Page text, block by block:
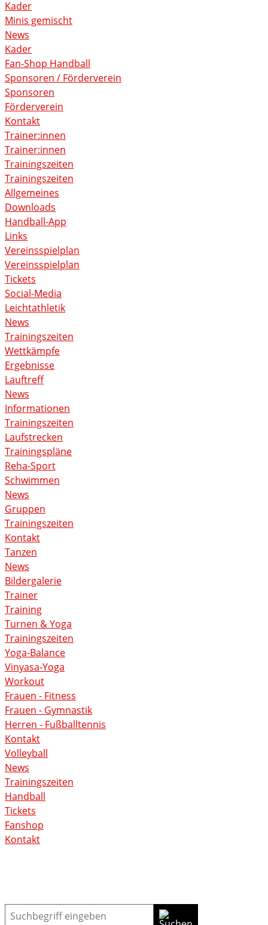
Kader
Minis gemischt
News
Kader
Fan-Shop Handball
Sponsoren / Förderverein
Sponsoren
Förderverein
Kontakt
Trainer:innen
Trainer:innen
Trainingszeiten
Trainingszeiten
Allgemeines
Downloads
Handball-App
Links
Vereinsspielplan
Vereinsspielplan
Tickets
Social-Media
Leichtathletik
News
Trainingszeiten
Wettkämpfe
Ergebnisse
Lauftreff
News
Informationen
Trainingszeiten
Laufstrecken
Trainingspläne
Reha-Sport
Schwimmen
News
Gruppen
Trainingszeiten
Kontakt
Tanzen
News
Bildergalerie
Trainer
Training
Turnen & Yoga
Trainingszeiten
Yoga-Balance
Vinyasa-Yoga
Workout
Frauen - Fitness
Frauen - Gymnastik
Herren - Fußballtennis
Kontakt
Volleyball
News
Trainingszeiten
Handball
Tickets
Fanshop
Kontakt
Suche